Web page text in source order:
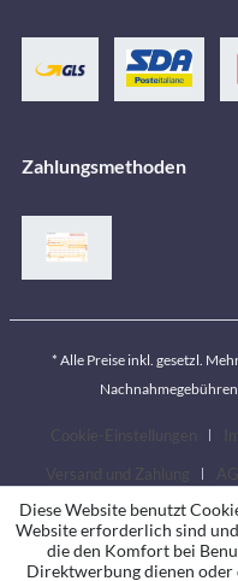
Zahlungsmethoden
* Alle Preise inkl. gesetzl.
Diese Website benutzt
Website erforderlich sind
die den Komfort bei
Direktwerbung dienen